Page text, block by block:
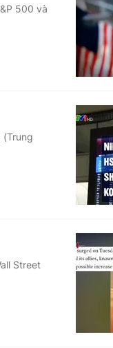
500 và
(Trung
Street